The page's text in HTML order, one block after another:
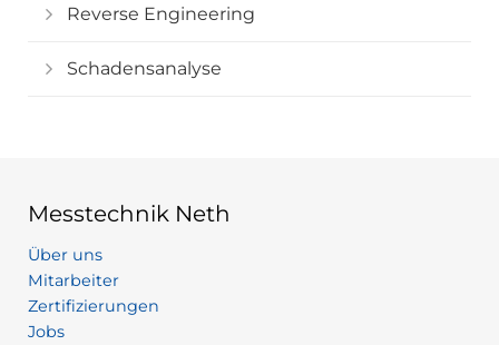
Reverse Engineering
Schadensanalyse
Messtechnik Neth
Über uns
Mitarbeiter
Zertifizierungen
Jobs